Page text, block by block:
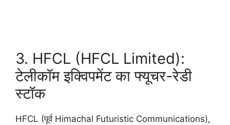
3. HFCL (HFCL Limited):
टेलीकॉम इक्विपमेंट का फ्यूचर-रेडी
स्टॉक
HFCL (पूर्व Himachal Futuristic Communications),